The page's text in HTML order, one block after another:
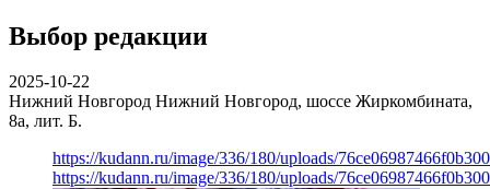
Выбор редакции
2025-10-22
Нижний Новгород Нижний Новгород, шоссе Жиркомбината,
8а, лит. Б.
https://kudann.ru/image/336/180/uploads/
https://kudann.ru/image/336/180/uploads/